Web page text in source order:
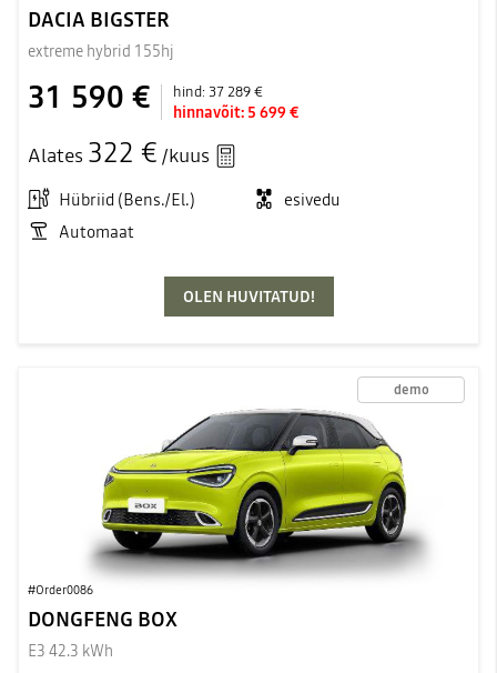
DACIA BIGSTER
extreme hybrid 155hj
31 590 € hind:37 289 €
hinnavõit: 5 699 €
Alates 322 € /kuus
Hübriid (Bens./El.)
esivedu
Automaat
OLEN HUVITATUD!
demo
#Order0086
DONGFENG BOX
E3 42.3 kWh